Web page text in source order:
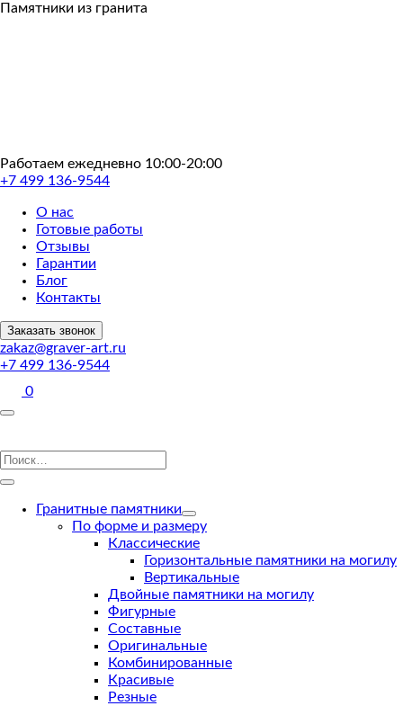
Пропустить
Памятники из гранита
Работаем ежедневно 10:00-20:00
+7 499 136-9544
О нас
Готовые работы
Отзывы
Гарантии
Блог
Контакты
Заказать звонок
zakaz@graver-art.ru
+7 499 136-9544
0
Гранитные памятники
По форме и размеру
Классические
Горизонтальные памятники на могилу
Вертикальные
Двойные памятники на могилу
Фигурные
Составные
Оригинальные
Комбинированные
Красивые
Резные